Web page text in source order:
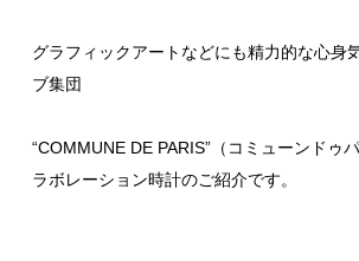
グラフィックアートなどにも精力的な心身
ブ集団
“COMMUNE DE PARIS”（コミューンドゥ
ラボレーション時計のご紹介です。